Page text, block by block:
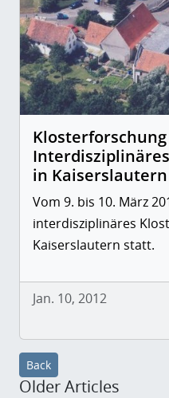
in Kaiserslautern
Vom 9. bis 10. März
interdisziplinäres
Kaiserslautern statt.
Jan. 10, 2012
Back
Older Articles